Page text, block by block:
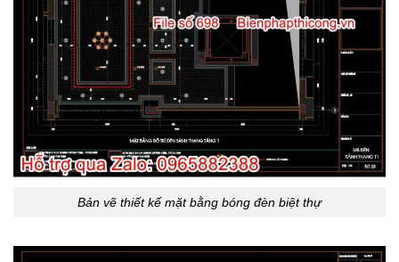
Bản vẽ thiết kế mặt bằng bóng đèn biệt thự